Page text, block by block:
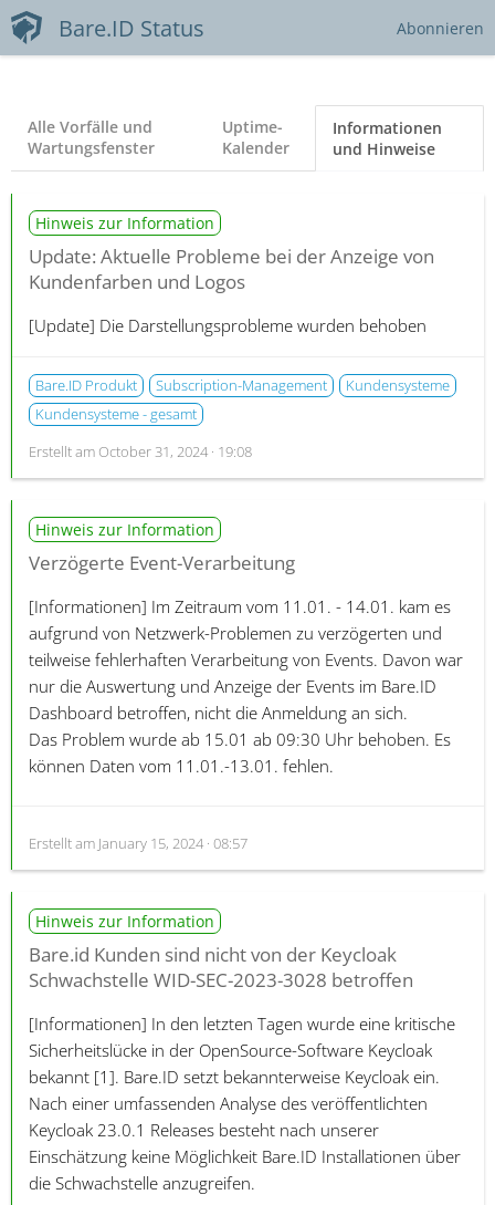
Bare.ID Status Abonnieren
Alle Vorfälle und
Wartungsfenster
Uptime-
Kalender
Informationen
und Hinweise
Hinweis zur Information
Update: Aktuelle Probleme bei der Anzeige von
Kundenfarben und Logos
[Update] Die Darstellungsprobleme wurden behoben
Bare.ID Produkt Subscription-Management
Kundensysteme
Kundensysteme - gesamt
Erstellt am October 31, 2024 · 19:08
Hinweis zur Information
Verzögerte Event-Verarbeitung
[Informationen] Im Zeitraum vom 11.01. - 14.01. kam es
aufgrund von Netzwerk-Problemen zu verzögerten und
teilweise fehlerhaften Verarbeitung von Events. Davon war
nur die Auswertung und Anzeige der Events im Bare.ID
Dashboard betroffen, nicht die Anmeldung an sich.
Das Problem wurde ab 15.01 ab 09:30 Uhr behoben. Es
können Daten vom 11.01.-13.01. fehlen.
Erstellt am January 15, 2024 · 08:57
Hinweis zur Information
Bare.id Kunden sind nicht von der Keycloak
Schwachstelle WID-SEC-2023-3028 betroffen
[Informationen] In den letzten Tagen wurde eine kritische
Sicherheitslücke in der OpenSource-Software Keycloak
bekannt [1]. Bare.ID setzt bekannterweise Keycloak ein.
Nach einer umfassenden Analyse des veröffentlichten
Keycloak 23.0.1 Releases besteht nach unserer
Einschätzung keine Möglichkeit Bare.ID Installationen über
die Schwachstelle anzugreifen.